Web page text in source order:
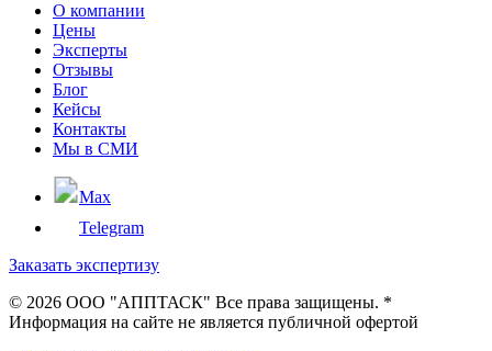
О компании
Цены
Эксперты
Отзывы
Блог
Кейсы
Контакты
Мы в СМИ
Max
Telegram
Заказать экспертизу
© 2026 ООО "АППТАСК" Все права защищены. *
Информация на сайте не является публичной офертой